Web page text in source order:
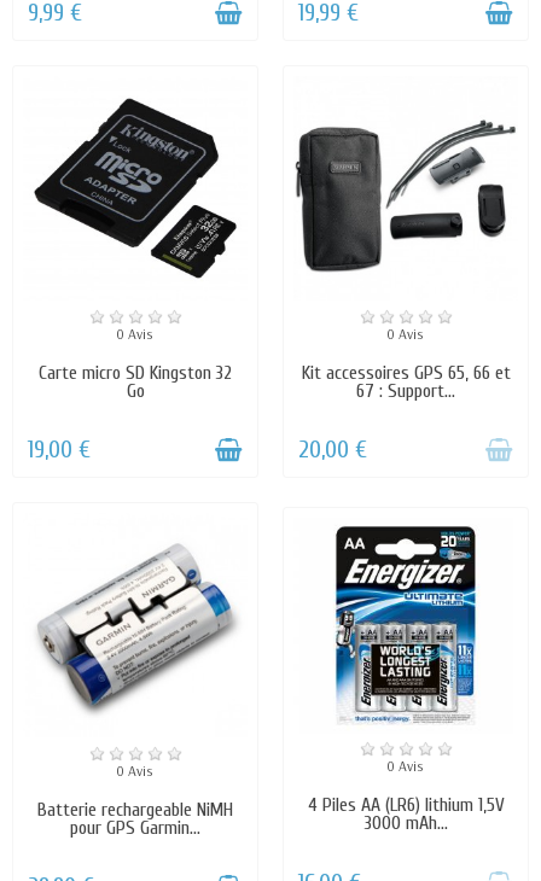
9,99 € 19,99 €
0 Avis
Carte micro SD Kingston 32
Go
19,00 €
0 Avis
Kit accessoires GPS 65, 66 et
67 : Support...
20,00 €
0 Avis
Batterie rechargeable NiMH
pour GPS Garmin...
0 Avis
4 Piles AA (LR6) lithium 1,5V
3000 mAh...